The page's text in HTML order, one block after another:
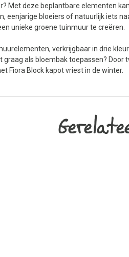
Met deze beplantbare elementen
eenjarige bloeiers of natuurlijk iets
unieke groene tuinmuur te creëren.
verkrijgbaar in drie
als bloembak toepassen? Door
Fiora Block kapot vriest in de winter.